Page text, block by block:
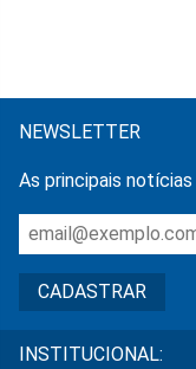
NEWSLETTER
As principais
INSTITUCIONAL: